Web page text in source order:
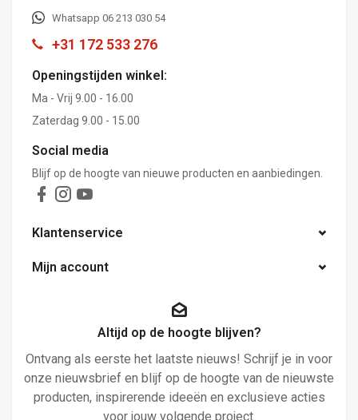
Whatsapp 06 213 030 54
+31 172 533 276
Openingstijden winkel:
Ma - Vrij 9.00 - 16.00
Zaterdag 9.00 - 15.00
Social media
Blijf op de hoogte van nieuwe producten en aanbiedingen.
Klantenservice
Mijn account
Altijd op de hoogte blijven?
Ontvang als eerste het laatste nieuws! Schrijf je in voor
onze nieuwsbrief en blijf op de hoogte van de nieuwste
producten, inspirerende ideeën en exclusieve acties
voor jouw volgende project.